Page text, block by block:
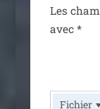
Les
avec *
Fichier